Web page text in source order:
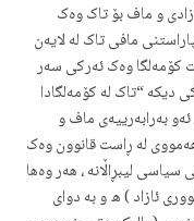
و ماف بۆ تاک وه‌ک
مافی تاک له‌ لایه‌ن
کۆمه‌لگا وه‌ک ئه‌رکی سه‌ر
دیکه‌ “تاک له‌ کۆمه‌لگادا
به‌رابه‌رییه‌ی ماف و
هه‌مووی له‌ ڕاست قانوون وه‌ک
لیبڕاڵانه‌ ، هه‌ر وه‌ها
ئازاد ) ه‌ و به‌ دوای